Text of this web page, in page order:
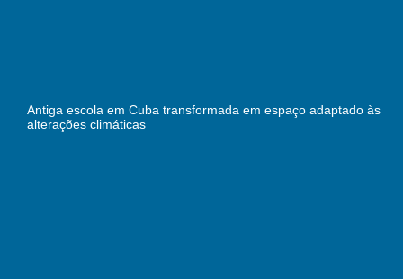
Antiga escola em Cuba transformada em espaço adaptado às
alterações climáticas